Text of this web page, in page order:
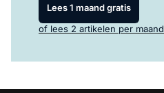
Lees 1 maand gratis
of lees 2 artikelen per maand